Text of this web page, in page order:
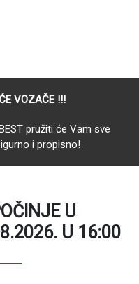
VOZAČE !!!
pružiti će Vam sve
i propisno!
U
U 16:00